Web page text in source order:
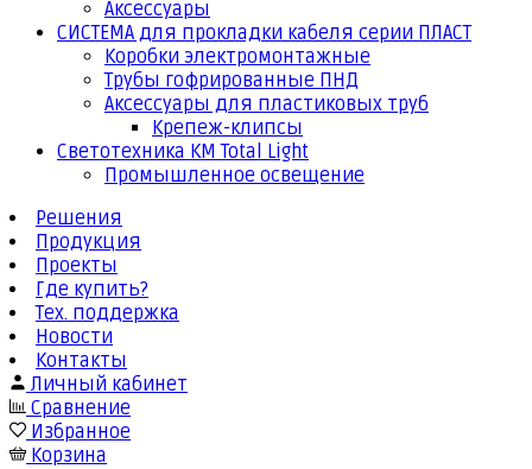
Аксессуары
СИСТЕМА для прокладки кабеля серии ПЛАСТ
Коробки электромонтажные
Трубы гофрированные ПНД
Аксессуары для пластиковых труб
Крепеж-клипсы
Светотехника КМ Total Light
Промышленное освещение
Решения
Продукция
Проекты
Где купить?
Тех. поддержка
Новости
Контакты
Личный кабинет
Сравнение
Избранное
Корзина